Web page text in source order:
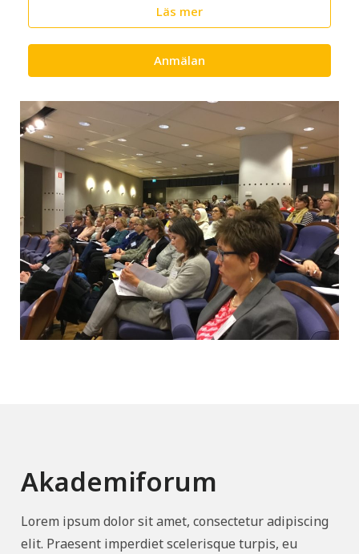
Läs mer
Anmälan
Akademiforum
Lorem ipsum dolor sit amet, consectetur adipiscing
elit. Praesent imperdiet scelerisque turpis, eu